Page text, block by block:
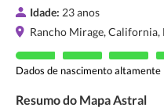
Idade: 23 anos
Rancho Mirage, California,
Dados de nascimento altamente
Resumo do Mapa Astral